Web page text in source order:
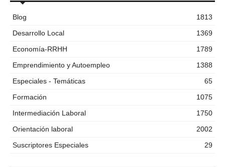
Blog
1813
Desarrollo Local
1369
Economía-RRHH
1789
Emprendimiento y Autoempleo
1388
Especiales - Temáticas
65
Formación
1075
Intermediación Laboral
1750
Orientación laboral
2002
Suscriptores Especiales
29